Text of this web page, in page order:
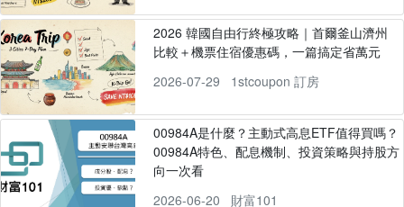
2026 韓國自由行終極攻略｜首爾釜山濟州
比較＋機票住宿優惠碼，一篇搞定省萬元
2026-07-29
1stcoupon 訂房
00984A是什麼？主動式高息ETF值得買嗎？
00984A特色、配息機制、投資策略與持股方
向一次看
2026-06-20
財富101